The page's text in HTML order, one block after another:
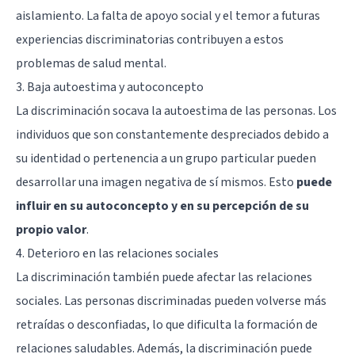
aislamiento. La falta de apoyo social y el temor a futuras
experiencias discriminatorias contribuyen a estos
problemas de salud mental.
3. Baja autoestima y autoconcepto
La discriminación socava la autoestima de las personas. Los
individuos que son constantemente despreciados debido a
su identidad o pertenencia a un grupo particular pueden
desarrollar una imagen negativa de sí mismos. Esto puede
influir en su autoconceptoy en su percepción de su
propio valor.
4. Deterioro en las relaciones sociales
La discriminación también puede afectar las relaciones
sociales. Las personas discriminadas pueden volverse más
retraídas o desconfiadas, lo que dificulta la formación de
relaciones saludables. Además, la discriminación puede